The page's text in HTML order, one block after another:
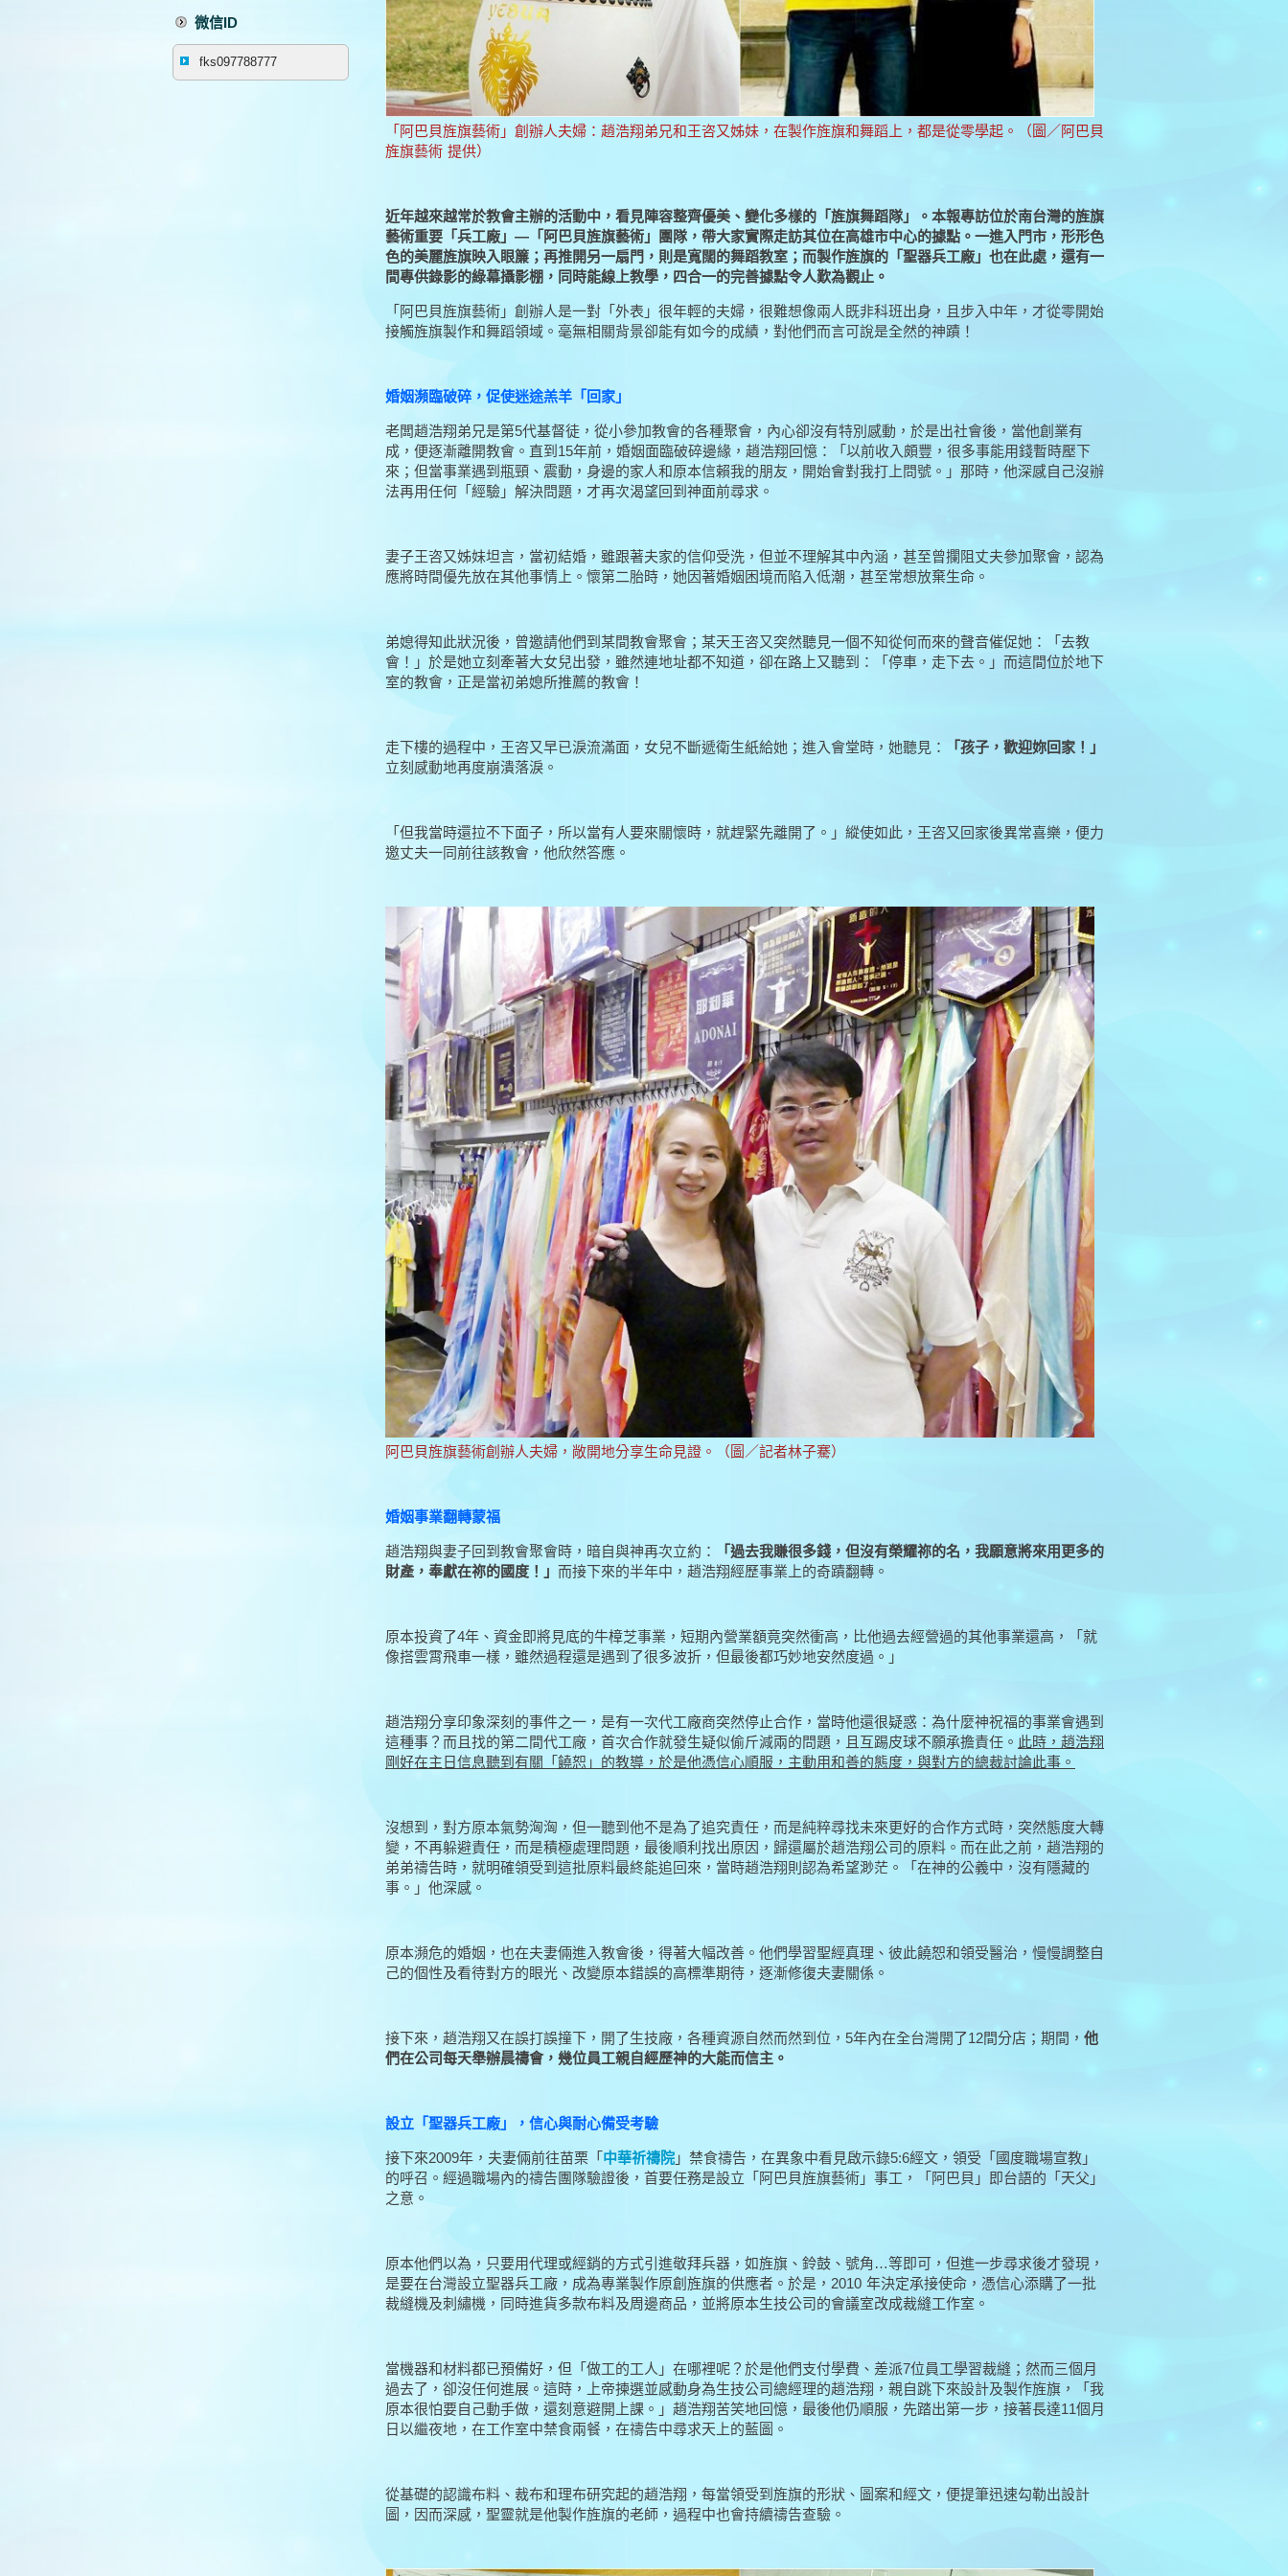
微信ID
fks097788777
「阿巴貝旌旗藝術」創辦人夫婦：趙浩翔弟兄和王咨又姊妹，在製作旌旗和舞蹈上，都是從零學起。（圖／阿巴貝
旌旗藝術 提供）
近年越來越常於教會主辦的活動中，看見陣容整齊優美、變化多樣的「旌旗舞蹈隊」。本報專訪位於南台灣的旌旗
藝術重要「兵工廠」—「阿巴貝旌旗藝術」團隊，帶大家實際走訪其位在高雄市中心的據點。一進入門市，形形色
色的美麗旌旗映入眼簾；再推開另一扇門，則是寬闊的舞蹈教室；而製作旌旗的「聖器兵工廠」也在此處，還有一
間專供錄影的綠幕攝影棚，同時能線上教學，四合一的完善據點令人歎為觀止。
「阿巴貝旌旗藝術」創辦人是一對「外表」很年輕的夫婦，很難想像兩人既非科班出身，且步入中年，才從零開始
接觸旌旗製作和舞蹈領域。毫無相關背景卻能有如今的成績，對他們而言可說是全然的神蹟！
婚姻瀕臨破碎，促使迷途羔羊「回家」
老闆趙浩翔弟兄是第5代基督徒，從小參加教會的各種聚會，內心卻沒有特別感動，於是出社會後，當他創業有
成，便逐漸離開教會。直到15年前，婚姻面臨破碎邊緣，趙浩翔回憶：「以前收入頗豐，很多事能用錢暫時壓下
來；但當事業遇到瓶頸、震動，身邊的家人和原本信賴我的朋友，開始會對我打上問號。」那時，他深感自己沒辦
法再用任何「經驗」解決問題，才再次渴望回到神面前尋求。
妻子王咨又姊妹坦言，當初結婚，雖跟著夫家的信仰受洗，但並不理解其中內涵，甚至曾攔阻丈夫參加聚會，認為
應將時間優先放在其他事情上。懷第二胎時，她因著婚姻困境而陷入低潮，甚至常想放棄生命。
弟媳得知此狀況後，曾邀請他們到某間教會聚會；某天王咨又突然聽見一個不知從何而來的聲音催促她：「去教
會！」於是她立刻牽著大女兒出發，雖然連地址都不知道，卻在路上又聽到：「停車，走下去。」而這間位於地下
室的教會，正是當初弟媳所推薦的教會！
走下樓的過程中，王咨又早已淚流滿面，女兒不斷遞衛生紙給她；進入會堂時，她聽見：
「孩子，歡迎妳回家！」
立刻感動地再度崩潰落淚。
「但我當時還拉不下面子，所以當有人要來關懷時，就趕緊先離開了。」縱使如此，王咨又回家後異常喜樂，便力
邀丈夫一同前往該教會，他欣然答應。
阿巴貝旌旗藝術創辦人夫婦，敞開地分享生命見證。（圖／記者林子騫）
婚姻事業翻轉蒙福
趙浩翔與妻子回到教會聚會時，暗自與神再次立約：
「過去我賺很多錢，但沒有榮耀祢的名，我願意將來用更多的
財產，奉獻在祢的國度！」 而接下來的半年中，趙浩翔經歷事業上的奇蹟翻轉。
原本投資了4年、資金即將見底的牛樟芝事業，短期內營業額竟突然衝高，比他過去經營過的其他事業還高，「就
像搭雲霄飛車一樣，雖然過程還是遇到了很多波折，但最後都巧妙地安然度過。」
趙浩翔分享印象深刻的事件之一，是有一次代工廠商突然停止合作，當時他還很疑惑：為什麼神祝福的事業會遇到
這種事？而且找的第二間代工廠，首次合作就發生疑似偷斤減兩的問題，且互踢皮球不願承擔責任。 此時，趙浩翔
剛好在主日信息聽到有關「饒恕」的教導，於是他憑信心順服，主動用和善的態度，與對方的總裁討論此事。
沒想到，對方原本氣勢洶洶，但一聽到他不是為了追究責任，而是純粹尋找未來更好的合作方式時，突然態度大轉
變，不再躲避責任，而是積極處理問題，最後順利找出原因，歸還屬於趙浩翔公司的原料。而在此之前，趙浩翔的
弟弟禱告時，就明確領受到這批原料最終能追回來，當時趙浩翔則認為希望渺茫。「在神的公義中，沒有隱藏的
事。」他深感。
原本瀕危的婚姻，也在夫妻倆進入教會後，得著大幅改善。他們學習聖經真理、彼此饒恕和領受醫治，慢慢調整自
己的個性及看待對方的眼光、改變原本錯誤的高標準期待，逐漸修復夫妻關係。
接下來，趙浩翔又在誤打誤撞下，開了生技廠，各種資源自然而然到位，5年內在全台灣開了12間分店；期間， 他
們在公司每天舉辦晨禱會，幾位員工親自經歷神的大能而信主。
設立「聖器兵工廠」，信心與耐心備受考驗
接下來2009年，夫妻倆前往苗栗「 中華祈禱院 」禁食禱告，在異象中看見啟示錄5:6經文，領受「國度職場宣教」
的呼召。經過職場內的禱告團隊驗證後，首要任務是設立「阿巴貝旌旗藝術」事工，「阿巴貝」即台語的「天父」
之意。
原本他們以為，只要用代理或經銷的方式引進敬拜兵器，如旌旗、鈴鼓、號角…等即可，但進一步尋求後才發現，
是要在台灣設立聖器兵工廠，成為專業製作原創旌旗的供應者。於是，2010 年決定承接使命，憑信心添購了一批
裁縫機及刺繡機，同時進貨多款布料及周邊商品，並將原本生技公司的會議室改成裁縫工作室。
當機器和材料都已預備好，但「做工的工人」在哪裡呢？於是他們支付學費、差派7位員工學習裁縫；然而三個月
過去了，卻沒任何進展。這時，上帝揀選並感動身為生技公司總經理的趙浩翔，親自跳下來設計及製作旌旗，「我
原本很怕要自己動手做，還刻意避開上課。」趙浩翔苦笑地回憶，最後他仍順服，先踏出第一步，接著長達11個月
日以繼夜地，在工作室中禁食兩餐，在禱告中尋求天上的藍圖。
從基礎的認識布料、裁布和理布研究起的趙浩翔，每當領受到旌旗的形狀、圖案和經文，便提筆迅速勾勒出設計
圖，因而深感，聖靈就是他製作旌旗的老師，過程中也會持續禱告查驗。